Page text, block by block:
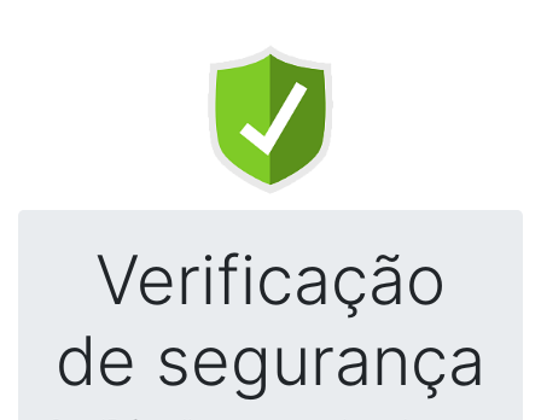
Verificação
de segurança